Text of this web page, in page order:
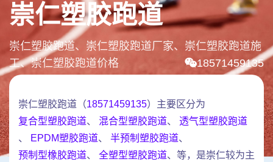
崇仁塑胶跑道
崇仁塑胶跑道、崇仁塑胶跑道厂家、崇仁塑胶跑道施
工、崇仁塑胶跑道价格
18571459135
崇仁塑胶跑道（18571459135）主要区分为
复合型塑胶跑道、 混合型塑胶跑道、 透气型塑胶跑道
、
EPDM塑胶跑道、 半预制塑胶跑道、
预制型橡胶跑道、 全塑型塑胶跑道、等，是崇仁较为主